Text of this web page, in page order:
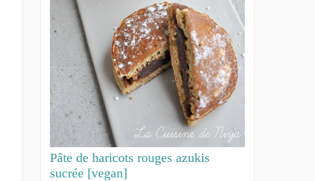
Pâte de haricots rouges azukis
sucrée [vegan]